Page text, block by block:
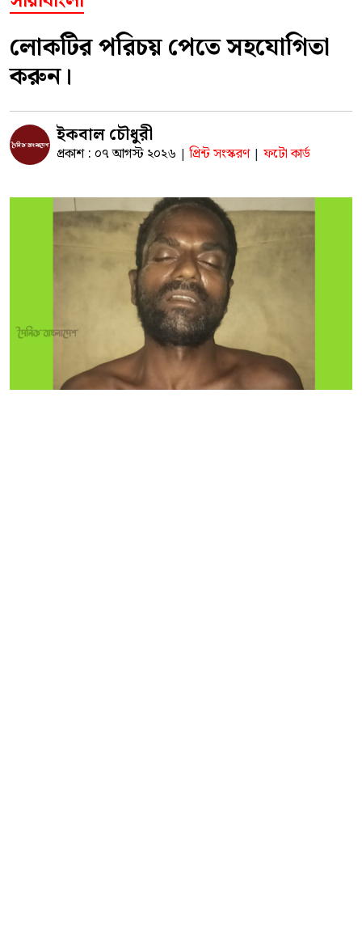
লোকটির পরিচয় পেতে সহযোগিতা
করুন।
ইকবাল চৌধুরী
প্রকাশ : ০৭ আগস্ট ২০২৬ | প্রিন্ট সংস্করণ | ফটো কার্ড